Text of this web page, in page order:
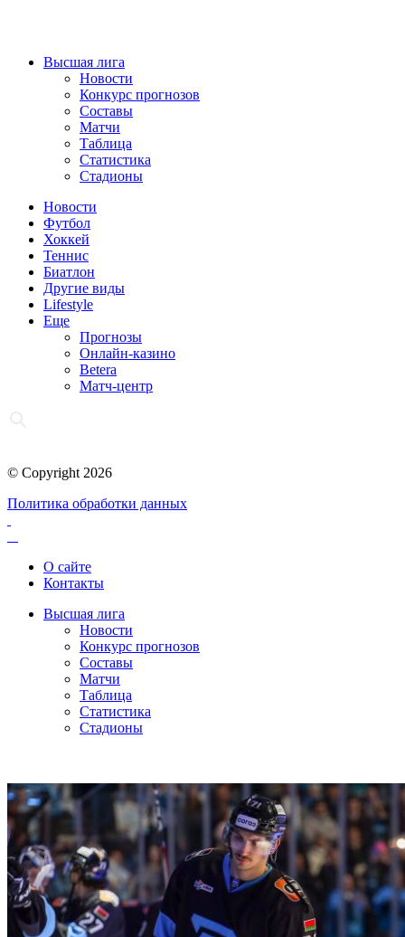
Высшая лига
Новости
Конкурс прогнозов
Составы
Матчи
Таблица
Статистика
Стадионы
Новости
Футбол
Хоккей
Теннис
Биатлон
Другие виды
Lifestyle
Еще
Прогнозы
Онлайн-казино
Betera
Матч-центр
© Copyright 2026
Политика обработки данных
О сайте
Контакты
Высшая лига
Новости
Конкурс прогнозов
Составы
Матчи
Таблица
Статистика
Стадионы